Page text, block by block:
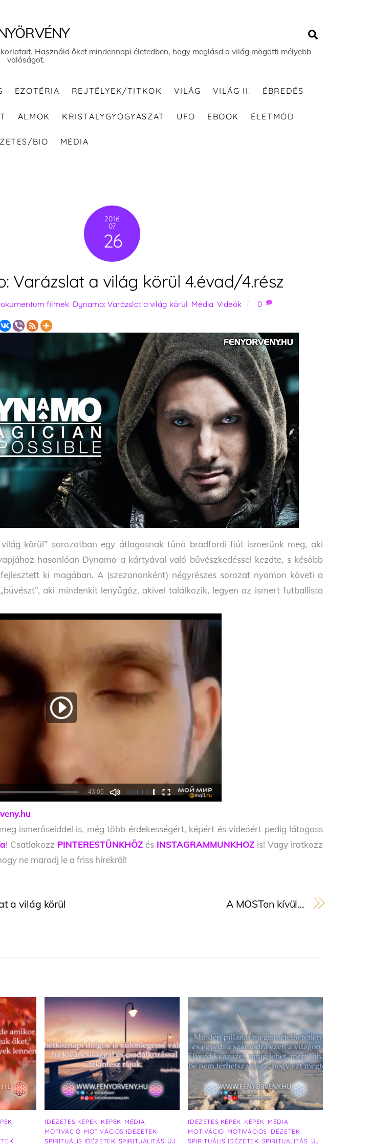
Használd őket mindennapi életedben, hogy meglásd a világ mögötti mélyebb
valóságot.
EZOTÉRIA REJTÉLYEK/TITKOK VILÁG VILÁG II. ÉBREDÉS
ÁLMOK KRISTÁLYGYÓGYÁSZAT UFO EBOOK ÉLETMÓD
BIO MÉDIA
2016
07
26
Varázslat a világ körül 4.évad/4.rész
filmek Dynamo: Varázslat a világ körül Média ,Videók 0
körül” sorozatban egy átlagosnak tűnő bradfordi fiút ismerünk meg, aki
hasonlóan Dynamo a kártyával való bűvészkedéssel kezdte, s később
ki magában. A (szezononként) négyrészes sorozat nyomon követi a
aki mindenkit lenyűgöz, akivel találkozik, legyen az ismert futballista
ismerőseiddel is, még több érdekességért, képért és videóért pedig látogass
! Csatlakozz PINTERESTÜNKHÖZ és INSTAGRAMMUNKHOZ is! Vagy iratkozz
ne maradj le a friss hírekről!
a világ körül
A MOSTon kívül…
IDÉZETES KÉPEK KÉPEK MÉDIA
MOTIVÁCIÓ MOTIVÁCIÓS IDÉZETEK
SPIRITUÁLIS IDÉZETEK SPIRITUALITÁS ÚJ
IDÉZETES KÉPEK KÉPEK MÉDIA
MOTIVÁCIÓ MOTIVÁCIÓS IDÉZETEK
SPIRITUÁLIS IDÉZETEK SPIRITUALITÁS ÚJ